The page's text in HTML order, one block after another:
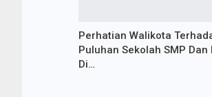
Perhatian Walikota
Puluhan Sekolah SMP Dan
Di…